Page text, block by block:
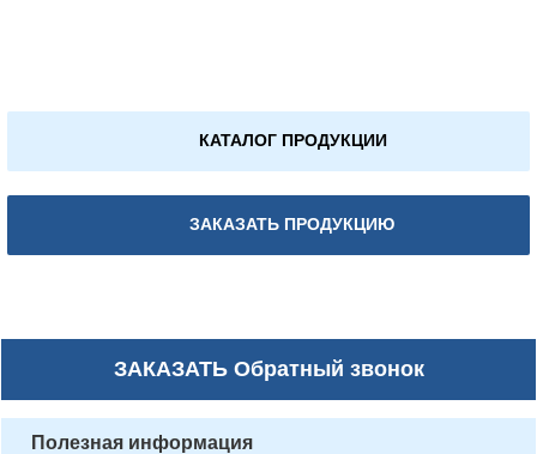
КАТАЛОГ ПРОДУКЦИИ
ЗАКАЗАТЬ ПРОДУКЦИЮ
ЗАКАЗАТЬОбратный звонок
Полезная информация